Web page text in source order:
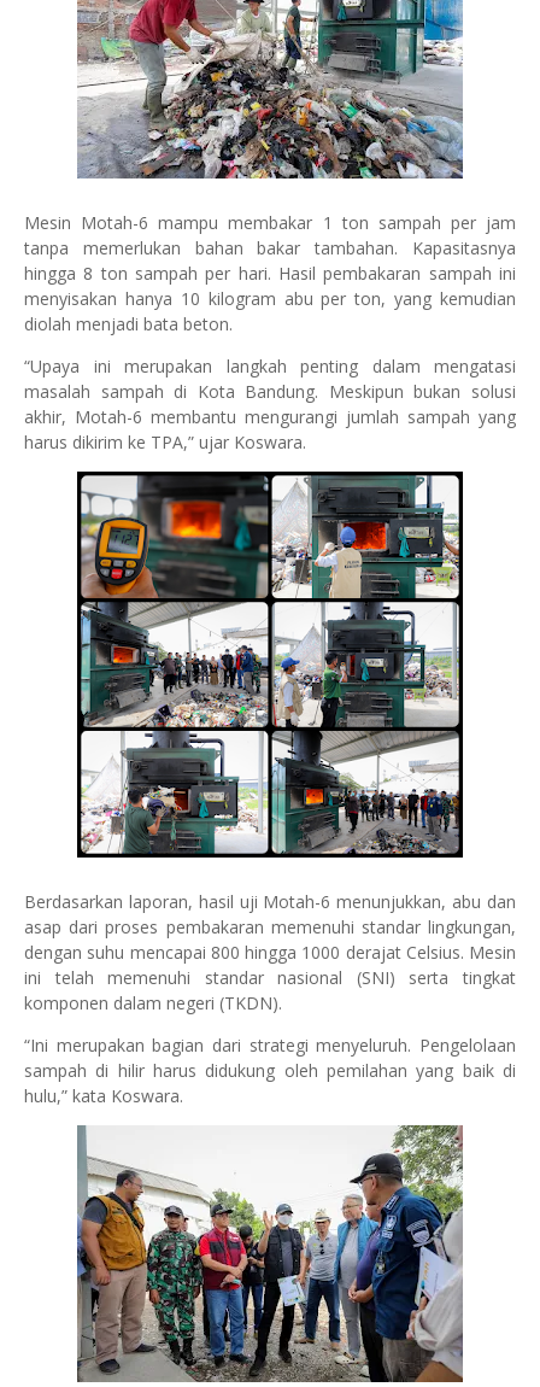
Mesin Motah-6 mampu membakar 1 ton sampah per jam
tanpa memerlukan bahan bakar tambahan. Kapasitasnya
hingga 8 ton sampah per hari. Hasil pembakaran sampah ini
menyisakan hanya 10 kilogram abu per ton, yang kemudian
diolah menjadi bata beton.
“Upaya ini merupakan langkah penting dalam mengatasi
masalah sampah di Kota Bandung. Meskipun bukan solusi
akhir, Motah-6 membantu mengurangi jumlah sampah yang
harus dikirim ke TPA,” ujar Koswara.
Berdasarkan laporan, hasil uji Motah-6 menunjukkan, abu dan
asap dari proses pembakaran memenuhi standar lingkungan,
dengan suhu mencapai 800 hingga 1000 derajat Celsius. Mesin
ini telah memenuhi standar nasional (SNI) serta tingkat
komponen dalam negeri (TKDN).
“Ini merupakan bagian dari strategi menyeluruh. Pengelolaan
sampah di hilir harus didukung oleh pemilahan yang baik di
hulu,” kata Koswara.